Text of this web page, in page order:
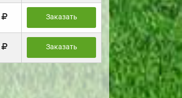
Заказать
Заказать